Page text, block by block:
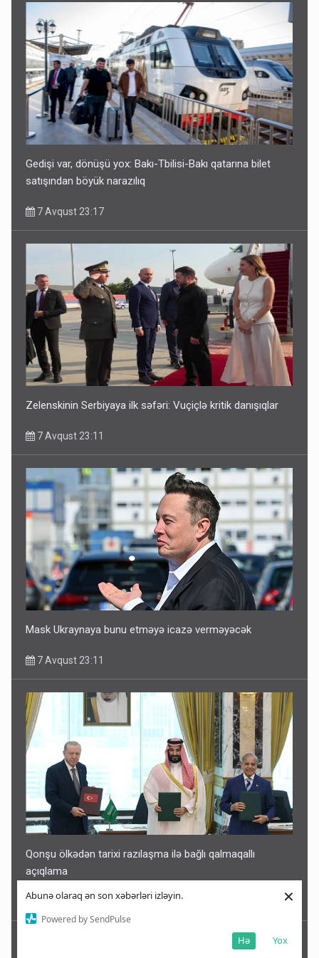
Abunə olaraq ən son xəbərləri izləyin.
Powered by SendPulse
Yox
Hə
×
Gedişi var, dönüşü yox: Bakı-Tbilisi-Bakı qatarına bilet
satışından böyük narazılıq
7 Avqust 23:17
Zelenskinin Serbiyaya ilk səfəri: Vuçiçlə kritik danışıqlar
7 Avqust 23:11
Mask Ukraynaya bunu etməyə icazə verməyəcək
7 Avqust 23:11
Qonşu ölkədən tarixi razılaşma ilə bağlı qalmaqallı
açıqlama
7 Avqust 23:04